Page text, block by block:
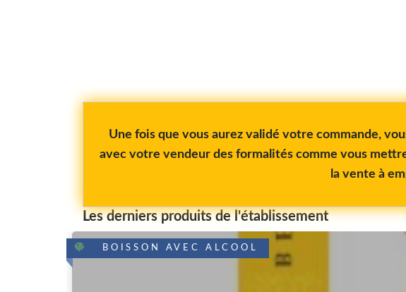
Une fois que vous aurez validé votre commande,
avec votre vendeur des formalités comme vous
la vente à
Les derniers produits de l'établissement
BOISSON AVEC ALCOOL